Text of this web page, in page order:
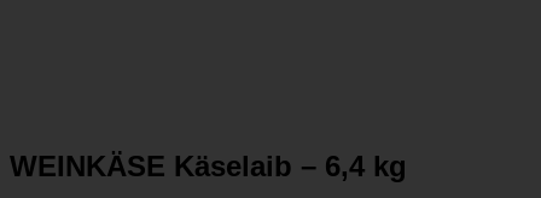
WEINKÄSE Käselaib – 6,4 kg